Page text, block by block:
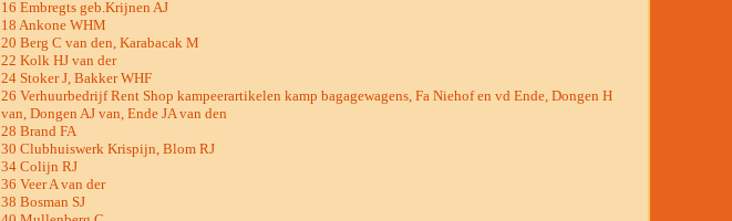
16 Embregts geb.Krijnen AJ
18 Ankone WHM
20 Berg C van den, Karabacak M
22 Kolk HJ van der
24 Stoker J, Bakker WHF
26 Verhuurbedrijf Rent Shop kampeerartikelen kamp bagagewagens, Fa Niehof en vd Ende, Dongen H
van, Dongen AJ van, Ende JA van den
28 Brand FA
30 Clubhuiswerk Krispijn, Blom RJ
34 Colijn RJ
36 Veer A van der
38 Bosman SJ